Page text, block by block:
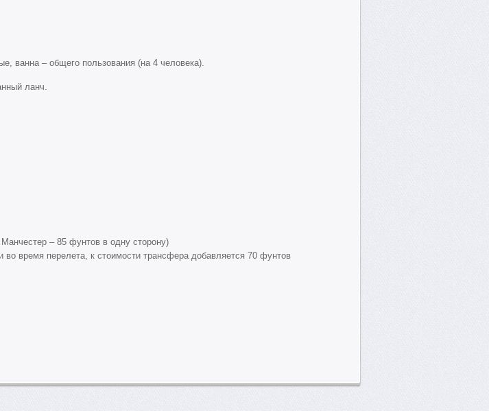
ванна – общего пользования (на 4 человека).
ланч.
– 85 фунтов в одну сторону)
время перелета, к стоимости трансфера добавляется 70 фунтов